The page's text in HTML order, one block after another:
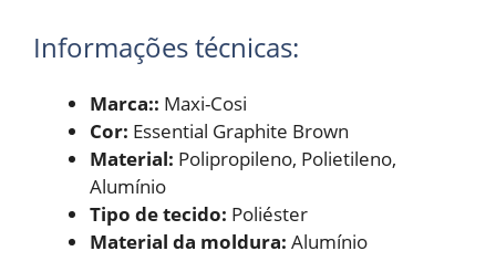
Informações técnicas:
Marca:: Maxi-Cosi
Cor: Essential Graphite Brown
Material: Polipropileno, Polietileno,
Alumínio
Tipo de tecido: Poliéster
Material da moldura: Alumínio